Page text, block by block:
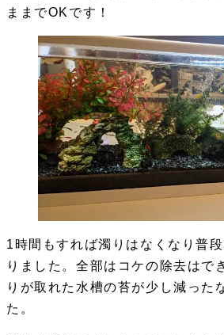
ままでOKです！
1時間もすれば濁りはなくなり普
りました。全部はコケの除去はで
りが取れた水槽の苔が少し減った
た。